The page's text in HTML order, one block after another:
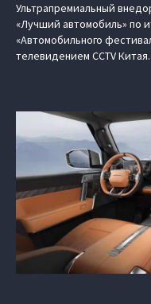
Ультрапремиальный
«Лучший автомобиль» по
«Автомобильного
телевидением CCTV Китая.